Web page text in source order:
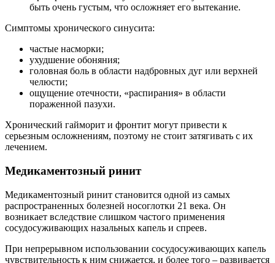
быть очень густым, что осложняет его вытекание.
Симптомы хронического синусита:
частые насморки;
ухудшение обоняния;
головная боль в области надбровных дуг или верхней
челюсти;
ощущение отечности, «распирания» в области
пораженной пазухи.
Хронический гайморит и фронтит могут привести к
серьезным осложнениям, поэтому не стоит затягивать с их
лечением.
Медикаментозный ринит
Медикаментозный ринит становится одной из самых
распространенных болезней носоглотки 21 века. Он
возникает вследствие слишком частого применения
сосудосуживающих назальных капель и спреев.
При непрерывном использовании сосудосуживающих капель
чувствительность к ним снижается, и более того – развивается